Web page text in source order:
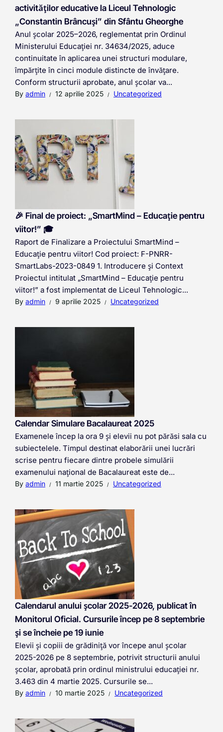
activităților educative la Liceul Tehnologic
„Constantin Brâncuși” din Sfântu Gheorghe
Anul școlar 2025–2026, reglementat prin Ordinul
Ministerului Educației nr. 34634/2025, aduce
continuitate în aplicarea unei structuri modulare,
împărțite în cinci module distincte de învățare.
Conform structurii aprobate, anul școlar va...
By admin 12 aprilie 2025 Uncategorized
🎉 Final de proiect: „SmartMind – Educație pentru
viitor!” 🎓
Raport de Finalizare a Proiectului SmartMind –
Educație pentru viitor! Cod proiect: F-PNRR-
SmartLabs-2023-0849 1. Introducere și Context
Proiectul intitulat „SmartMind – Educație pentru
viitor!” a fost implementat de Liceul Tehnologic...
By admin 9 aprilie 2025 Uncategorized
Calendar Simulare Bacalaureat 2025
Examenele încep la ora 9 și elevii nu pot părăsi sala cu
subiectelele. Timpul destinat elaborării unei lucrări
scrise pentru fiecare dintre probele simulării
examenului național de Bacalaureat este de...
By admin 11 martie 2025 Uncategorized
Calendarul anului școlar 2025-2026, publicat în
Monitorul Oficial. Cursurile încep pe 8 septembrie
și se încheie pe 19 iunie
Elevii și copiii de grădiniță vor începe anul școlar
2025-2026 pe 8 septembrie, potrivit structurii anului
școlar, aprobată prin ordinul ministrului educației nr.
3.463 din 4 martie 2025. Cursurile se...
By admin 10 martie 2025 Uncategorized